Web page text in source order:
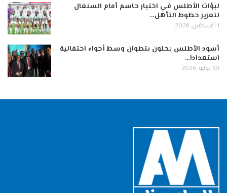
لبؤات الأطلس في اختبار حاسم أمام السنغال
لتعزيز حظوظ التأهل…
1 أغسطس, 2026
أسود الأطلس يحلون بتطوان وسط أجواء احتفالية
استعدادا…
30 يوليو, 2026